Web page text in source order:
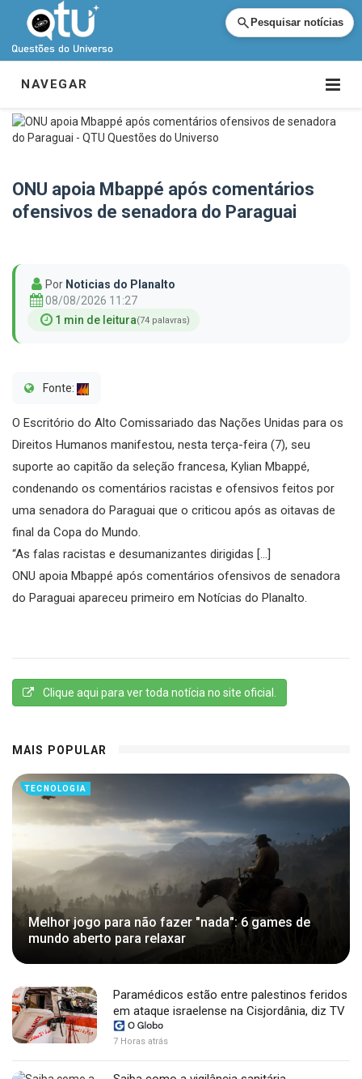
Pesquisar notícias
NAVEGAR
ONU apoia Mbappé após comentários
ofensivos de senadora do Paraguai
Por Noticias do Planalto
08/08/2026 11:27
1 min de leitura(74 palavras)
Fonte:
O Escritório do Alto Comissariado das Nações Unidas para os
Direitos Humanos manifestou, nesta terça-feira (7), seu
suporte ao capitão da seleção francesa, Kylian Mbappé,
condenando os comentários racistas e ofensivos feitos por
uma senadora do Paraguai que o criticou após as oitavas de
final da Copa do Mundo.
“As falas racistas e desumanizantes dirigidas […]
ONU apoia Mbappé após comentários ofensivos de senadora
do Paraguai apareceu primeiro em Notícias do Planalto.
Clique aqui para ver toda notícia no site oficial.
MAIS POPULAR
TECNOLOGIA
Melhor jogo para não fazer "nada": 6 games de
mundo aberto para relaxar
Paramédicos estão entre palestinos feridos
em ataque israelense na Cisjordânia, diz TV
7 Horas atrás